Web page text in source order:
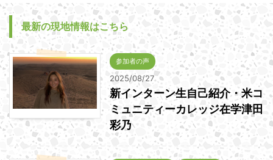
最新の現地情報はこちら
参加者の声
2025/08/27
新インターン生自己紹介・米コ
ミュニティーカレッジ在学津田
彩乃